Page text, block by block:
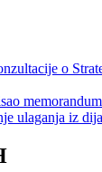
o
ulaganja iz